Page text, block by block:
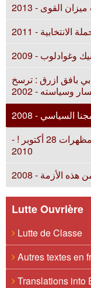
القوى - 2013
الانتخابية - 2011
بافق ازرق : ترسخ
وسياسته - 2002
السياسي - 2008
تضامن مع الاضربات ! إ شاركوا بكثافة في مظهرات 28 أكتوبر !‬ -
2010
الأزمة - 2008
Lutte Ouvrière
Lutte de Classe
Autres textes en
Translations into